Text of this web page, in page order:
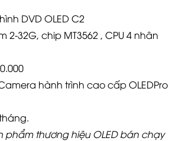
DVD OLED C2
2-32G, chip MT3562 , CPU 4 nhân
hành trình cao cấp OLEDPro
phẩm thương hiệu OLED bán chạy